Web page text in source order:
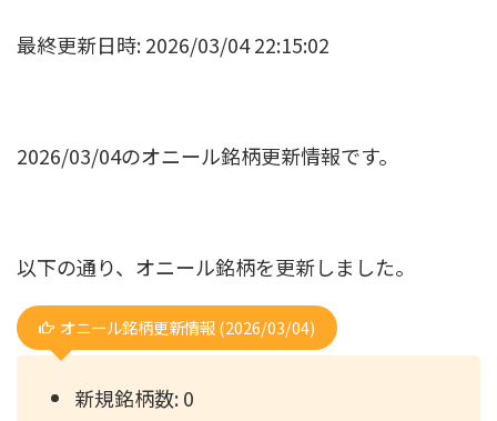
最終更新日時: 2026/03/04 22:15:02
2026/03/04のオニール銘柄更新情報です。
以下の通り、オニール銘柄を更新しました。
オニール銘柄更新情報 (2026/03/04)
新規銘柄数: 0